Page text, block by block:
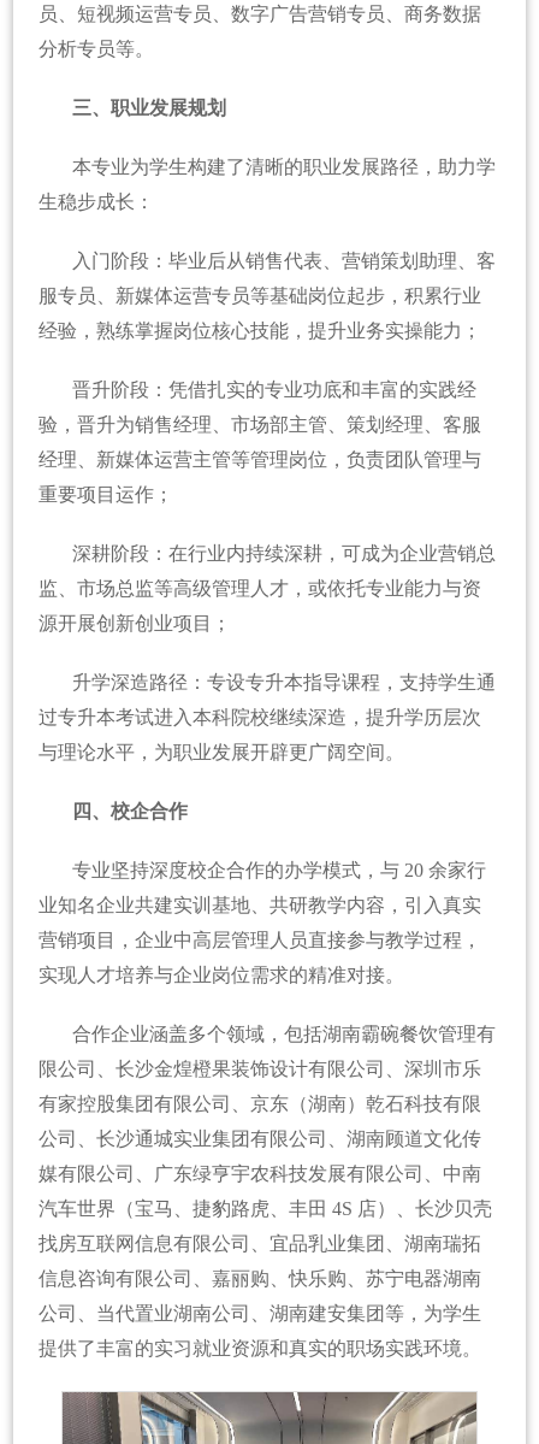
员、短视频运营专员、数字广告营销专员、商务数据
分析专员等。
三、职业发展规划
本专业为学生构建了清晰的职业发展路径，助力学
生稳步成长：
入门阶段：毕业后从销售代表、营销策划助理、客
服专员、新媒体运营专员等基础岗位起步，积累行业
经验，熟练掌握岗位核心技能，提升业务实操能力；
晋升阶段：凭借扎实的专业功底和丰富的实践经
验，晋升为销售经理、市场部主管、策划经理、客服
经理、新媒体运营主管等管理岗位，负责团队管理与
重要项目运作；
深耕阶段：在行业内持续深耕，可成为企业营销总
监、市场总监等高级管理人才，或依托专业能力与资
源开展创新创业项目；
升学深造路径：专设专升本指导课程，支持学生通
过专升本考试进入本科院校继续深造，提升学历层次
与理论水平，为职业发展开辟更广阔空间。
四、校企合作
专业坚持深度校企合作的办学模式，与 20 余家行
业知名企业共建实训基地、共研教学内容，引入真实
营销项目，企业中高层管理人员直接参与教学过程，
实现人才培养与企业岗位需求的精准对接。
合作企业涵盖多个领域，包括湖南霸碗餐饮管理有
限公司、长沙金煌橙果装饰设计有限公司、深圳市乐
有家控股集团有限公司、京东（湖南）乾石科技有限
公司、长沙通城实业集团有限公司、湖南顾道文化传
媒有限公司、广东绿亨宇农科技发展有限公司、中南
汽车世界（宝马、捷豹路虎、丰田 4S 店）、长沙贝壳
找房互联网信息有限公司、宜品乳业集团、湖南瑞拓
信息咨询有限公司、嘉丽购、快乐购、苏宁电器湖南
公司、当代置业湖南公司、湖南建安集团等，为学生
提供了丰富的实习就业资源和真实的职场实践环境。